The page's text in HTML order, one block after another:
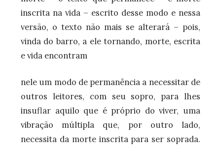
inscrita na vida – escrito desse modo e nessa
versão, o texto não mais se alterará – pois,
vinda do barro, a ele tornando, morte, escrita
e vida encontram
nele um modo de permanência a necessitar de
outros leitores, com seu sopro, para lhes
insuflar aquilo que é próprio do viver, uma
vibração múltipla que, por outro lado,
necessita da morte inscrita para ser soprada.